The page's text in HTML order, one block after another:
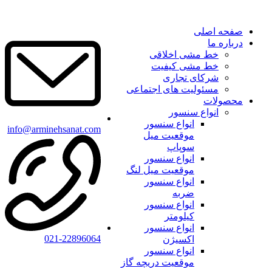
info@arminehsanat.com
021-22896064
صفحه اصلی
درباره ما
خط مشی اخلاقی
خط مشی کیفیت
شرکای تجاری
مسئولیت های اجتماعی
محصولات
انواع سنسور
انواع سنسور
موقعیت میل
سوپاپ
انواع سنسور
موقعیت میل لنگ
انواع سنسور
ضربه
انواع سنسور
کیلومتر
انواع سنسور
اکسیژن
انواع سنسور
موقعیت دریچه گاز